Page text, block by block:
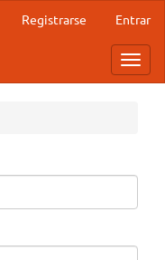
Registrarse Entrar